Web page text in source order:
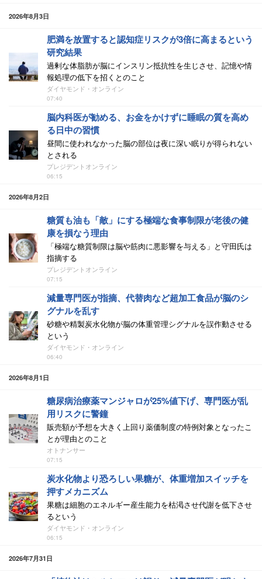
2026年8月3日
肥満を放置すると認知症リスクが3倍に高まるという
研究結果
過剰な体脂肪が脳にインスリン抵抗性を生じさせ、記憶や情
報処理の低下を招くとのこと
ダイヤモンド・オンライン
07:40
脳内科医が勧める、お金をかけずに睡眠の質を高め
る日中の習慣
昼間に使われなかった脳の部位は夜に深い眠りが得られない
とされる
プレジデントオンライン
06:15
2026年8月2日
糖質も油も「敵」にする極端な食事制限が老後の健
康を損なう理由
「極端な糖質制限は脳や筋肉に悪影響を与える」と守田氏は
指摘する
プレジデントオンライン
07:15
減量専門医が指摘、代替肉など超加工食品が脳のシ
グナルを乱す
砂糖や精製炭水化物が脳の体重管理シグナルを誤作動させる
という
ダイヤモンド・オンライン
06:40
2026年8月1日
糖尿病治療薬マンジャロが25%値下げ、専門医が乱
用リスクに警鐘
販売額が予想を大きく上回り薬価制度の特例対象となったこ
とが理由とのこと
オトナンサー
07:15
炭水化物より恐ろしい果糖が、体重増加スイッチを
押すメカニズム
果糖は細胞のエネルギー産生能力を枯渇させ代謝を低下させ
るという
ダイヤモンド・オンライン
06:15
2026年7月31日